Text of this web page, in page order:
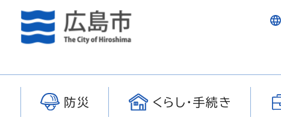
防災 くらし・手続き